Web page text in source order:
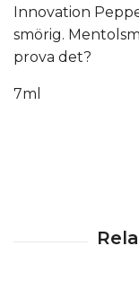
Innovation
smörig.
prova det?
7ml